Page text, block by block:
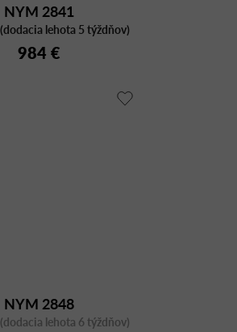
NYM 2841
lehota 5 týždňov)
984 €
NYM 2848
lehota 6 týždňov)